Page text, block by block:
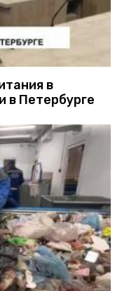
в
в Петербурге